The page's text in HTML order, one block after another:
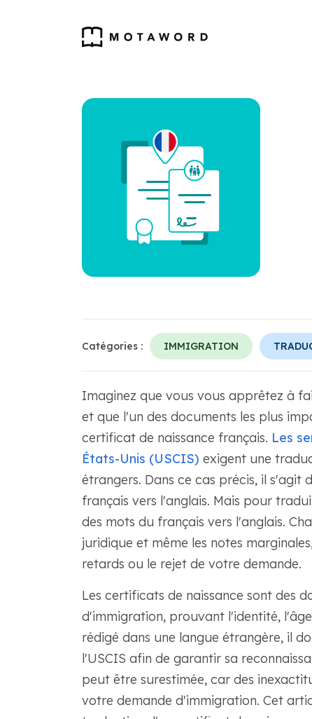
Catégories : IMMIGRATION
Imaginez que vous vous apprêtez à
et que l'un des documents les plus
certificat de naissance français. Les
États-Unis (USCIS) exigent une
étrangers. Dans ce cas précis, il
français vers l'anglais. Mais pour
des mots du français vers l'anglais.
juridique et même les notes
retards ou le rejet de votre demande.
Les certificats de naissance sont des
d'immigration, prouvant l'identité,
rédigé dans une langue étrangère, il
l'USCIS afin de garantir sa
peut être surestimée, car des
votre demande d'immigration. Cet